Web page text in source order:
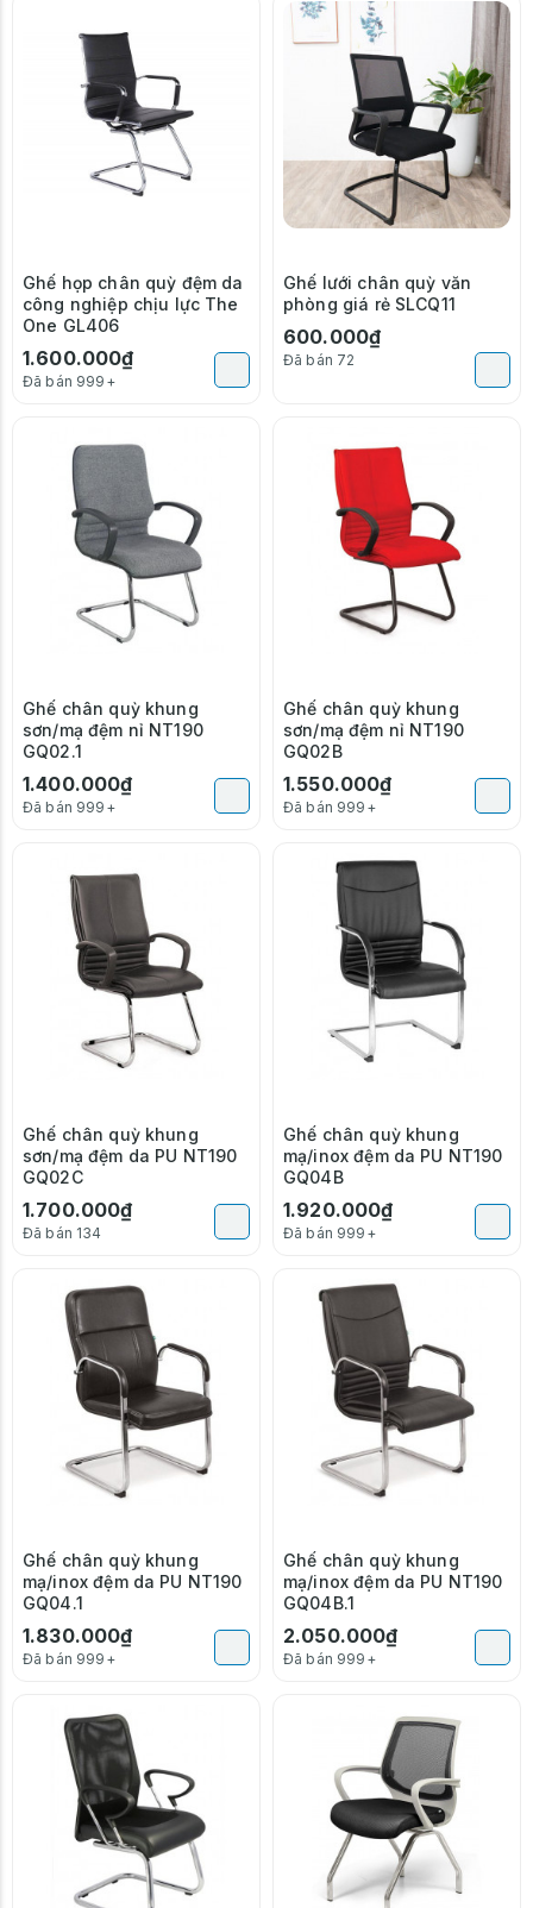
Ghế họp chân quỳ đệm da
công nghiệp chịu lực The
One GL406
1.600.000₫
Đã bán 999+
Ghế lưới chân quỳ văn
phòng giá rẻ SLCQ11
600.000₫
Đã bán 72
Ghế chân quỳ khung
sơn/mạ đệm nỉ NT190
GQ02.1
1.400.000₫
Đã bán 999+
Ghế chân quỳ khung
sơn/mạ đệm nỉ NT190
GQ02B
1.550.000₫
Đã bán 999+
Ghế chân quỳ khung
sơn/mạ đệm da PU NT190
GQ02C
1.700.000₫
Đã bán 134
Ghế chân quỳ khung
mạ/inox đệm da PU NT190
GQ04B
1.920.000₫
Đã bán 999+
Ghế chân quỳ khung
mạ/inox đệm da PU NT190
GQ04.1
1.830.000₫
Đã bán 999+
Ghế chân quỳ khung
mạ/inox đệm da PU NT190
GQ04B.1
2.050.000₫
Đã bán 999+